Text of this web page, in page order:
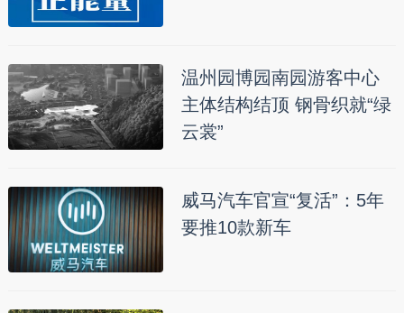
温州园博园南园游客中心
主体结构结顶 钢骨织就“绿
云裳”
威马汽车官宣“复活”：5年
要推10款新车